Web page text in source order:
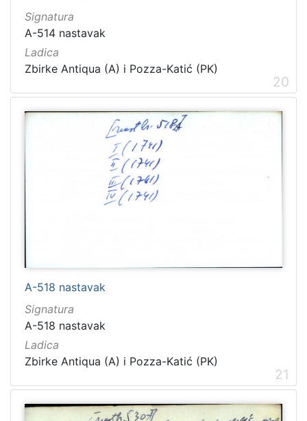
Signatura
A-514 nastavak
Ladica
Zbirke Antiqua (A) i Pozza-Katić (PK)
20
A-518 nastavak
Signatura
A-518 nastavak
Ladica
Zbirke Antiqua (A) i Pozza-Katić (PK)
21